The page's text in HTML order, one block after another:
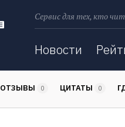
Сервис для тех, кто
Новости
ОТЗЫВЫ 0 ЦИТАТЫ 0